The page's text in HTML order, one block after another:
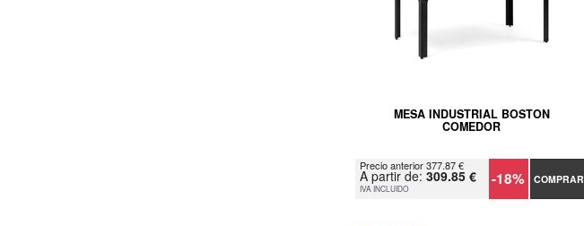
MESA INDUSTRIAL BOSTON
COMEDOR
Precio anterior 377.87 €
A partir de: 309.85 €
IVA INCLUIDO -18% COMPRAR